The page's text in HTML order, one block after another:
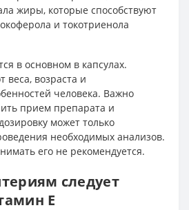
жиры, которые способствуют
и токотриенола
в основном в капсулах.
веса, возраста и
человека. Важно
прием препарата и
может только
необходимых анализов.
его не рекомендуется.
следует
E